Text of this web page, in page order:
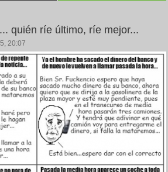
quién ríe último, ríe mejor...
20:07